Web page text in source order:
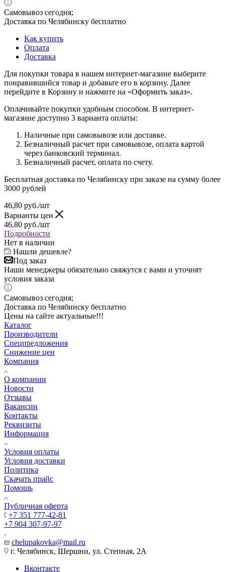
Самовывоз сегодня;
Доставка по Челябинску бесплатно
Как купить
Оплата
Доставка
Для покупки товара в нашем интернет-магазине выберите
понравившийся товар и добавьте его в корзину. Далее
перейдите в Корзину и нажмите на «Оформить заказ».
Оплачивайте покупки удобным способом. В интернет-
магазине доступно 3 варианта оплаты:
Наличные при самовывозе или доставке.
Безналичный расчет при самовывозе, оплата картой
через банковский терминал.
Безналичный расчет, оплата по счету.
Бесплатная доставка по Челябинску при заказе на сумму более
3000 рублей
46,80 руб./шт
Варианты цен
46,80 руб./шт
Подробности
Нет в наличии
Нашли дешевле?
Под заказ
Наши менеджеры обязательно свяжутся с вами и уточнят
условия заказа
Самовывоз сегодня;
Доставка по Челябинску бесплатно
Цены на сайте актуальные!!!
Каталог
Производители
Спецпредложения
Снижение цен
Компания
О компании
Новости
Отзывы
Вакансии
Контакты
Реквизиты
Информация
Условия оплаты
Условия доставки
Политика
Скачать прайс
Помощь
Публичная оферта
+7 351 777-42-81
+7 904 307-97-97
chelupakovka@mail.ru
г. Челябинск, Шершни, ул. Степная, 2А
Вконтакте